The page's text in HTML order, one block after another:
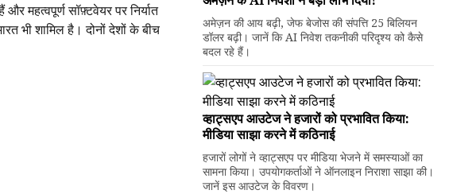
महत्वपूर्ण सॉफ़्टवेयर पर निर्यात
भी शामिल है। दोनों देशों के बीच
अमेज़न की आय बढ़ी, जेफ बेजोस की संपत्ति 25 बिलियन
डॉलर बढ़ी। जानें कि AI निवेश तकनीकी परिदृश्य को कैसे
बदल रहे हैं।
व्हाट्सएप आउटेज ने हजारों को प्रभावित किया:
मीडिया साझा करने में कठिनाई
हजारों लोगों ने व्हाट्सएप पर मीडिया भेजने में समस्याओं का
सामना किया। उपयोगकर्ताओं ने ऑनलाइन निराशा साझा की।
जानें इस आउटेज के विवरण।